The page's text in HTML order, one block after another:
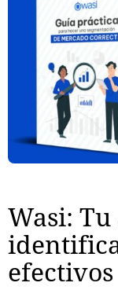
Wasi:
efectivos